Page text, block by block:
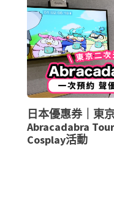
日本優惠券｜東
Abracadabra
Cosplay活動